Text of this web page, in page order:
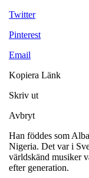
Twitter
Pinterest
Email
Kopiera Länk
Skriv ut
Avbryt
Han föddes som
Nigeria. Det var i
världskänd musiker
efter generation.